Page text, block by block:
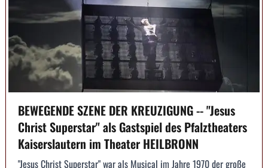
BEWEGENDE SZENE DER KREUZIGUNG -- "Jesus
Christ Superstar" als Gastspiel des Pfalztheaters
Kaiserslautern im Theater HEILBRONN
"Jesus Christ Superstar" war als Musical im Jahre 1970 der große